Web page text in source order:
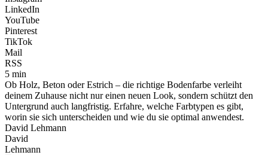
LinkedIn
YouTube
Pinterest
TikTok
Mail
RSS
5 min
Ob Holz, Beton oder Estrich – die richtige Bodenfarbe verleiht
deinem Zuhause nicht nur einen neuen Look, sondern schützt den
Untergrund auch langfristig. Erfahre, welche Farbtypen es gibt,
worin sie sich unterscheiden und wie du sie optimal anwendest.
David Lehmann
David
Lehmann